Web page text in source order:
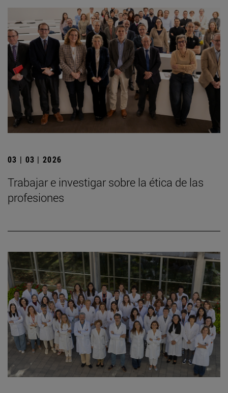
03 | 03 | 2026
Trabajar e investigar sobre la ética de las
profesiones